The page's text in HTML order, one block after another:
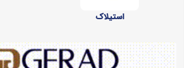
استیلاک